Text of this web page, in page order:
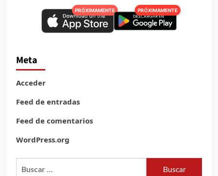
PRÓXIMAMENTE PRÓXIMAMENTE
Meta
Acceder
Feed de entradas
Feed de comentarios
WordPress.org